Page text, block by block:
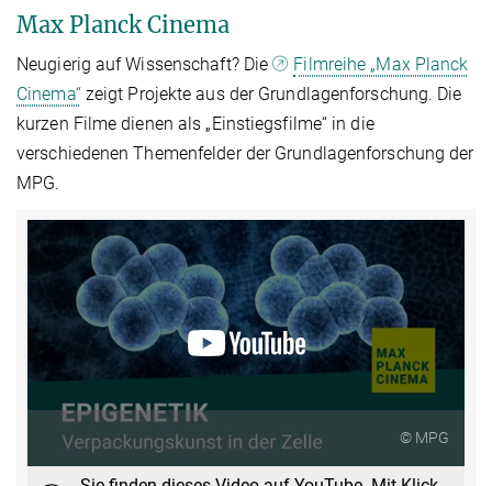
Max Planck Cinema
Neugierig auf Wissenschaft? Die
Filmreihe „Max Planck
Cinema“zeigt Projekte aus der Grundlagenforschung. Die
kurzen Filme dienen als „Einstiegsfilme“ in die
verschiedenen Themenfelder der Grundlagenforschung der
MPG.
© MPG